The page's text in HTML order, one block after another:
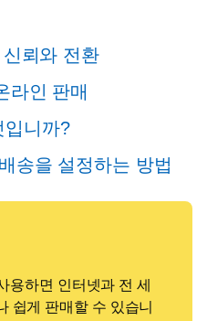
뢰와 전환
라인 판매
입니까?
송을 설정하는 방법
하면 인터넷과 전 세
쉽게 판매할 수 있습니